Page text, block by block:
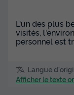
L'un des plus
visités,
personnel est
Langue
Afficher le texte